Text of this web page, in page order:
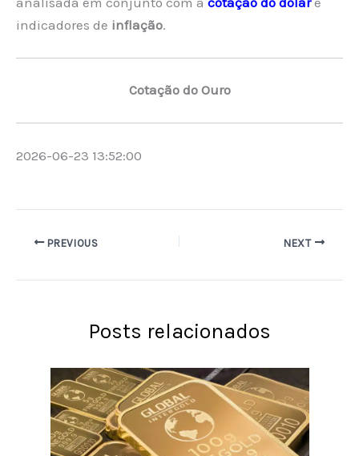
indicadores de inflação.
Cotação do Ouro
2026-06-23 13:52:00
PREVIOUS NEXT
Posts relacionados